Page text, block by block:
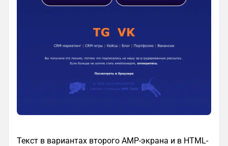
Текст в вариантах второго AMP-экрана и в HTML-